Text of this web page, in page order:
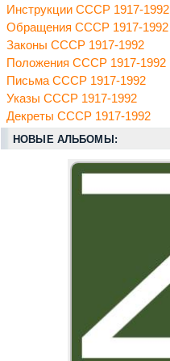
Инструкции СССР 1917-1992
Обращения СССР 1917-1992
Законы СССР 1917-1992
Положения СССР 1917-1992
Письма СССР 1917-1992
Указы СССР 1917-1992
Декреты СССР 1917-1992
НОВЫЕ АЛЬБОМЫ: